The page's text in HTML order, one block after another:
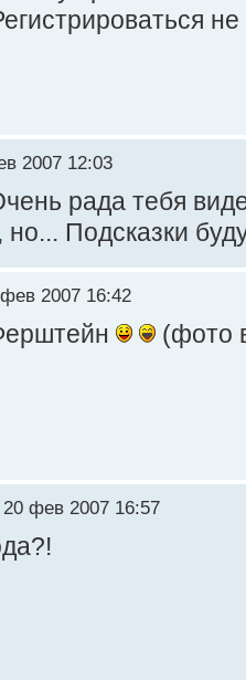
2007 12:03
рада тебя
Подсказки
2007 16:42
(фото
фев 2007 16:57